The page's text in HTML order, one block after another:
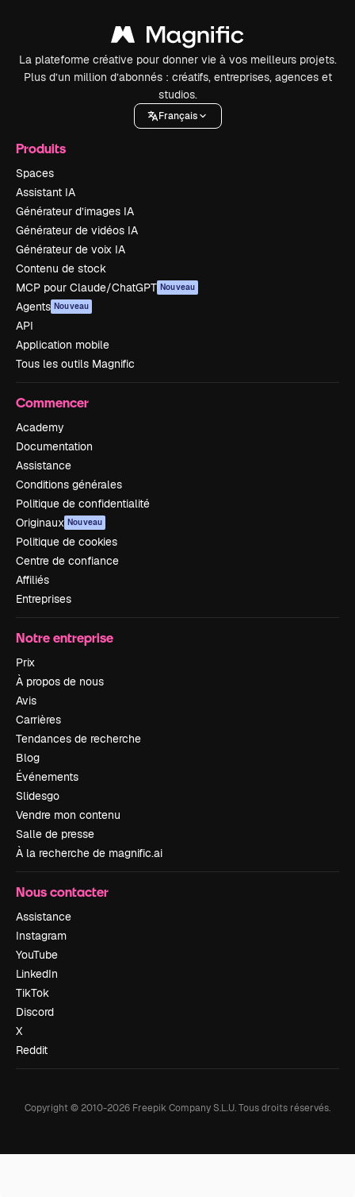
La plateforme créative pour donner vie à vos meilleurs projets.
Plus d’un million d’abonnés : créatifs, entreprises, agences et
studios.
Français
Produits
Spaces
Assistant IA
Générateur d’images IA
Générateur de vidéos IA
Générateur de voix IA
Contenu de stock
MCP pour Claude/ChatGPT Nouveau
Agents Nouveau
API
Application mobile
Tous les outils Magnific
Commencer
Academy
Documentation
Assistance
Conditions générales
Politique de confidentialité
Originaux Nouveau
Politique de cookies
Centre de confiance
Affiliés
Entreprises
Notre entreprise
Prix
À propos de nous
Avis
Carrières
Tendances de recherche
Blog
Événements
Slidesgo
Vendre mon contenu
Salle de presse
À la recherche de magnific.ai
Nous contacter
Assistance
Instagram
YouTube
LinkedIn
TikTok
Discord
X
Reddit
Copyright © 2010-2026 Freepik Company S.L.U.Tous droits réservés.